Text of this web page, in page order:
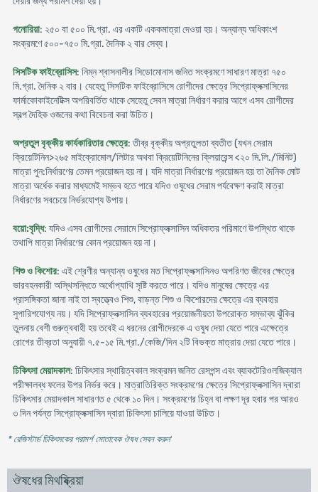
গনোরিয়া: ২৫০ বা ৫০০ মি.গ্রা. এর একটি এককমাত্রা দেওয়া হয়। অন্যান্য অধিকাংশ
সংক্রমণে ৫০০-৭৫০ মি.গ্রা. দৈনিক ২ বার সেব্য।
সিসটিক ফাইব্রোসিস: নিম্ন শ্বাসনালীর সিডোমোনাস জনিত সংক্রমণে সাধারণ মাত্রা ৭৫০
মি.গ্রা. দৈনিক ২ বার। যেহেতু সিসটিক ফাইব্রোসিসে রোগীদের ক্ষেত্রে সিপ্রোফ্লক্সাসিনের
ফার্মাকোকাইনেটিক্স অপরিবর্তিত থাকে সেহেতু সেবন মাত্রা নির্ধারণ করার আগে এসব রোগীদের
স্বল্প দৈহিক ওজনের কথা বিবেচনা করা উচিত।
অপ্রতুল বৃক্কীয় কার্যকারিতার ক্ষেত্রে: তীব্র বৃক্কীয় অপ্রতুলতা ব্যতীত (যখন সেরাম
ক্রিয়েটিনিন>২৬৫ মাইক্রোমোল/লিটার অথবা ক্রিয়েটিনিনের ক্লিয়ারেন্স <২০ মি.লি./মিনিট)
মাত্রা পুন:নির্ধারণের তেমন প্রয়োজন হয় না। যদি মাত্রা নির্ধারণের প্রয়োজন হয় তা দৈনিক মোট
মাত্রা অর্ধেক করার মাধ্যমেই সম্ভব হতে পারে যদিও ওষুধের সেরাম পর্যবেক্ষণ করাই মাত্রা
নির্ধারণের সবচেয়ে নির্ভরযোগ্য উপায়।
বয়ো:বৃদ্ধি: যদিও এসব রোগীদের সেরামে সিপ্রোফ্লক্সাসিন অধিকতর পরিমাণে উপস্থিত থাকে
তথাপি মাত্রা নির্ধারণের কোন প্রয়োজন হয় না।
শিশু ও কিশোর: এই শ্রেণীর অন্যান্য ওষুধের মত সিপ্রোফ্লক্সাসিনও অপরিণত জীবের ক্ষেত্রে
ভারবহনকারী অস্থিসন্ধিতে অর্থোপ্যাথি সৃষ্টি করতে পারে। যদিও মানুষের ক্ষেত্রে এর
প্রাসঙ্গিকতা জানা নাই তা স্বত্ত্বেও শিশু, বাড়ন্ত শিশু ও কিশোরদের ক্ষেত্রে এর ব্যবহার
সুপারিশযোগ্য নয়। যদি সিপ্রোফ্লক্সাসিন ব্যবহারের প্রয়োজনীয়তা উপরোক্ত সম্ভাব্য ঝুঁকির
তুলনায় বেশী গুরুত্ববাহী হয় তবেই এ ধরনের রোগীদেরকে এ ওষুধ দেয়া যেতে পারে এক্ষেত্রে
রোগের তীব্রতা অনুযায়ী ৭.৫-১৫ মি.গ্রা./কেজি/দিন ২টি বিভক্ত মাত্রায় দেয়া যেতে পারে।
চিকিৎসা মেয়াদকাল: চিকিৎসার স্থায়িত্বকাল সংক্রমন জনিত রেসপন্স এবং ব্যাকটেরিওলজিক্যাল
পরীক্ষালব্ধ ফলের উপর নির্ভর করে। মাত্রাতিরিক্ত সংক্রমণের ক্ষেত্রে সিপ্রোফ্লক্সাসিন দ্বারা
চিকিৎসার মেয়াদকাল সাধারণত ৫ থেকে ১০ দিন। সংক্রমণের চিহ্ন বা লক্ষণ দূর হবার পর আরও
৩ দিন পর্যন্ত সিপ্রোফ্লক্সাসিন দ্বারা চিকিৎসা চালিয়ে যাওয়া উচিত।
* রেজিস্টার্ড চিকিৎসকের পরামর্শ মোতাবেক ঔষধ সেবন করুন'
ঔষধের মিথষ্ক্রিয়া